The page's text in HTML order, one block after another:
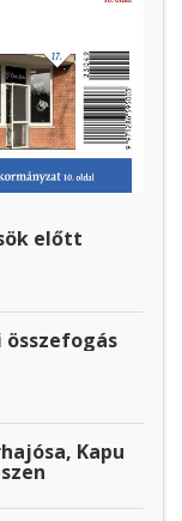
előtt
Kapu